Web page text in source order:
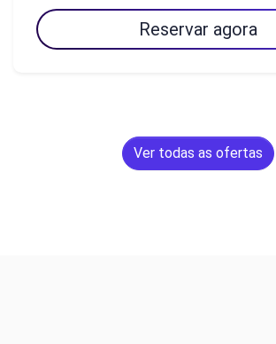
Reservar agora
Ver todas as ofertas